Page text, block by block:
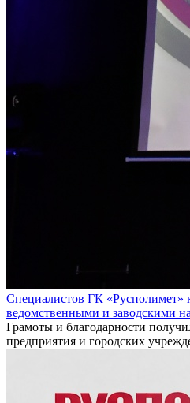
Специалистов ГК «Русполимет»
ведомственными и заводскими
Грамоты и благодарности
предприятия и городских